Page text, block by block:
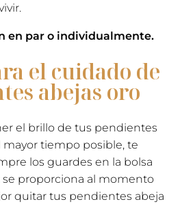
en par o individualmente.
el cuidado de
abejas oro
el brillo de tus pendientes
mayor tiempo posible, te
los guardes en la bolsa
proporciona al momento
quitar tus pendientes abeja